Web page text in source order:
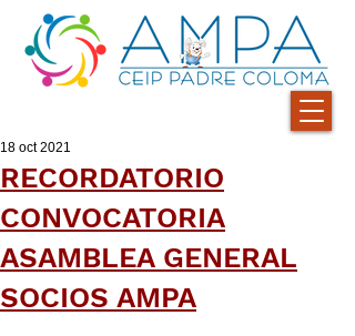
RECORDATORIO
CONVOCATORIA
ASAMBLEA GENERAL
SOCIOS AMPA
18 oct 2021